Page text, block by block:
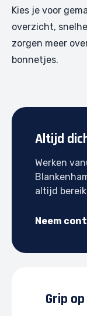
Kies je voor
overzicht,
zorgen meer
bonnetjes.
Altijd
Werken
altijd
Neem
Grip